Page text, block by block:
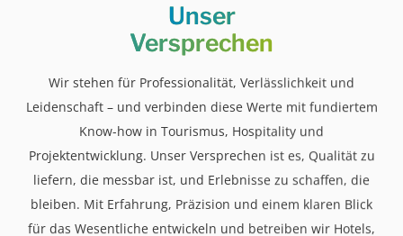
Unser
Versprechen
Wir stehen für Professionalität, Verlässlichkeit und
Leidenschaft – und verbinden diese Werte mit fundiertem
Know-how in Tourismus, Hospitality und
Projektentwicklung. Unser Versprechen ist es, Qualität zu
liefern, die messbar ist, und Erlebnisse zu schaffen, die
bleiben. Mit Erfahrung, Präzision und einem klaren Blick
für das Wesentliche entwickeln und betreiben wir Hotels,